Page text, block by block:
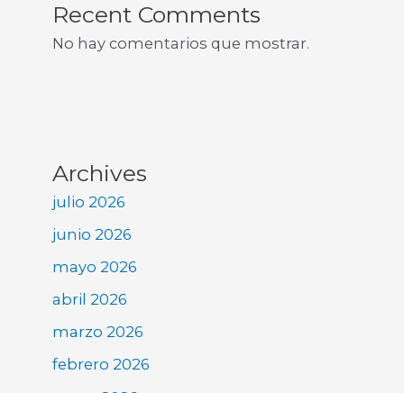
Recent Comments
No hay comentarios que mostrar.
Archives
julio 2026
junio 2026
mayo 2026
abril 2026
marzo 2026
febrero 2026